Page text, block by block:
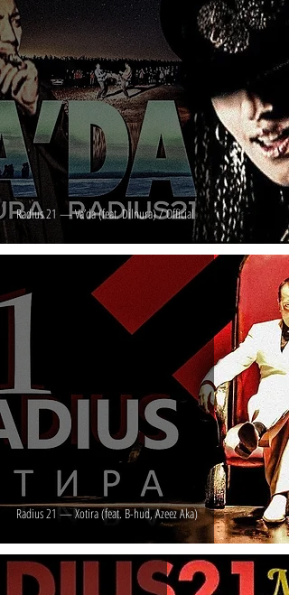
Radius 21 — Va’da (feat. Dilnura) / Official
Radius 21 — Xotira (feat. B-hud, Azeez Aka)